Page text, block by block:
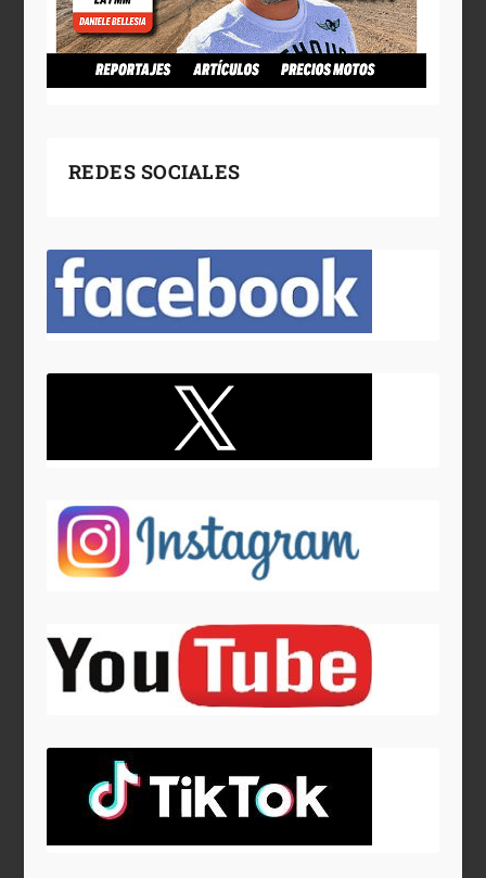
REDES SOCIALES